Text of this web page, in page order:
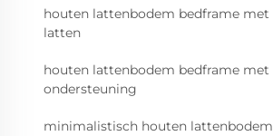
houten lattenbodem bedframe met
latten
houten lattenbodem bedframe met
ondersteuning
minimalistisch houten